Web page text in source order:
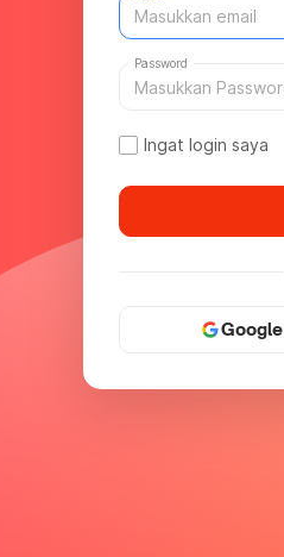
Password
Ingat login saya
Google